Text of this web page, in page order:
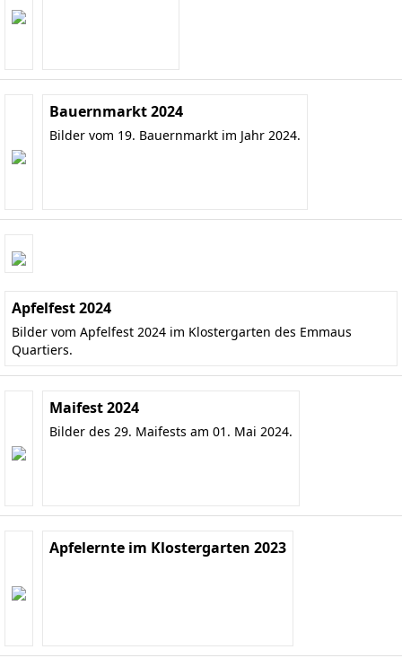
Bauernmarkt 2024
Bilder vom 19. Bauernmarkt im Jahr 2024.
Apfelfest 2024
Bilder vom Apfelfest 2024 im Klostergarten des Emmaus
Quartiers.
Maifest 2024
Bilder des 29. Maifests am 01. Mai 2024.
Apfelernte im Klostergarten 2023